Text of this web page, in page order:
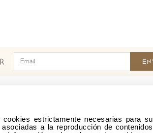
estrictamente necesarias para su
a la reproducción de contenidos
ii catequesis